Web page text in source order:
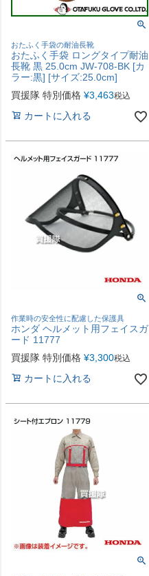
おたふく手袋の耐油長靴
おたふく手袋 ロングタイプ耐油
長靴 黒 25.0cm JW-708-BK [カ
ラー:黒] [サイズ:25.0cm]
買援隊 特別価格 ¥3,463税込
カートに入れる
作業時の安全性に配慮した保護具
ホンダ ヘルメット用フェイスガ
ード 11777
買援隊 特別価格 ¥3,300税込
カートに入れる